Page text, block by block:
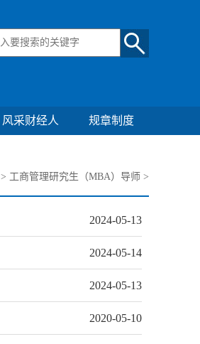
风采财经人 规章制度
> 工商管理研究生（MBA）导师 >
2024-05-13
2024-05-14
2024-05-13
2020-05-10